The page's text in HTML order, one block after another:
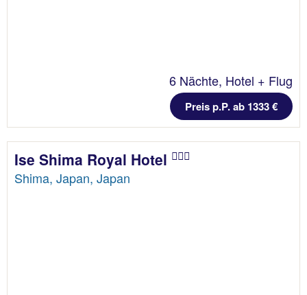
6 Nächte, Hotel + Flug
Preis p.P. ab 1333 €
Ise Shima Royal Hotel
Shima, Japan, Japan